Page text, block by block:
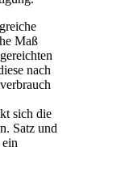
Maß
nach
sich die
Satz und
ein